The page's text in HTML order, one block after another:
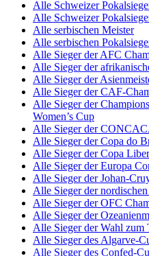
Alle Schweizer
Alle Schweizer
Alle serbischen Meister
Alle serbischen
Alle Sieger der AFC
Alle Sieger der
Alle Sieger der
Alle Sieger der CAF-
Alle Sieger der
Women’s Cup
Alle Sieger der
Alle Sieger der Copa do
Alle Sieger der Copa
Alle Sieger der Europa
Alle Sieger der Johan-
Alle Sieger der
Alle Sieger der OFC
Alle Sieger der
Alle Sieger der Wahl zum
Alle Sieger des Algarve-
Alle Sieger des Confed-